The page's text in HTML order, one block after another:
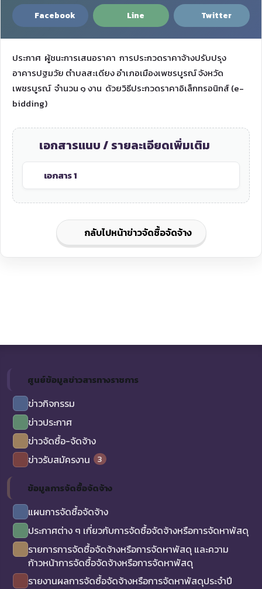
Facebook Line Twitter
ประกาศ ผู้ชนะการเสนอราคา การประกวดราคาจ้างปรับปรุง
อาคารปฐมวัย ตำบลสะเดียง อำเภอเมืองเพชรบูรณ์ จังหวัด
เพชรบูรณ์ จำนวน ๑ งาน ด้วยวิธีประกวดราคาอิเล็กทรอนิกส์ (e-
bidding)
เอกสารแนบ / รายละเอียดเพิ่มเติม
เอกสาร 1
กลับไปหน้าข่าวจัดซื้อจัดจ้าง
ศูนย์ข้อมูลข่าวสารทางราชการ
ข่าวกิจกรรม
ข่าวประกาศ
ข่าวจัดซื้อ-จัดจ้าง
ข่าวรับสมัครงาน
3
ข้อมูลการจัดซื้อจัดจ้าง
แผนการจัดซื้อจัดจ้าง
ประกาศต่าง ๆ เกี่ยวกับการจัดซื้อจัดจ้างหรือการจัดหาพัสดุ
รายการการจัดซื้อจัดจ้างหรือการจัดหาพัสดุ และความ
ก้าวหน้าการจัดซื้อจัดจ้างหรือการจัดหาพัสดุ
รายงานผลการจัดซื้อจัดจ้างหรือการจัดหาพัสดุประจำปี